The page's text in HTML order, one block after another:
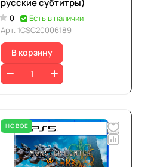
русские субтитры)
0
Есть в наличии
Арт. 1CSC20006189
В корзину
НОВОЕ